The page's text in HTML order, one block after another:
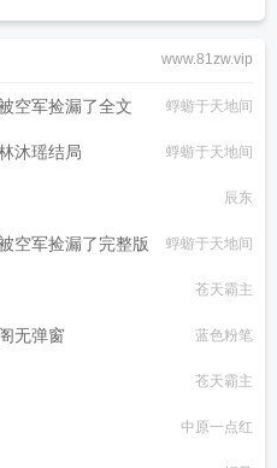
www.81zw.vip
空军捡漏了全文 蜉蝣于天地间
沐瑶结局 蜉蝣于天地间
辰东
空军捡漏了完整版 蜉蝣于天地间
苍天霸主
无弹窗 蓝色粉笔
苍天霸主
中原一点红